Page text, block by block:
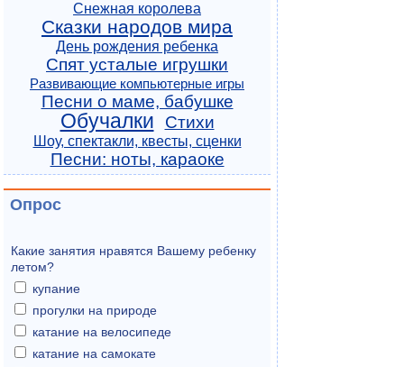
Снежная королева
Сказки народов мира
День рождения ребенка
Спят усталые игрушки
Развивающие компьютерные игры
Песни о маме, бабушке
Обучалки Стихи
Шоу, спектакли, квесты, сценки
Песни: ноты, караоке
Опрос
Какие занятия нравятся Вашему ребенку
летом?
купание
прогулки на природе
катание на велосипеде
катание на самокате